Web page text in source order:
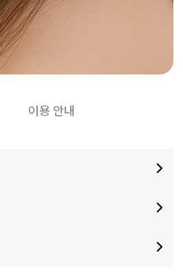
이용 안내